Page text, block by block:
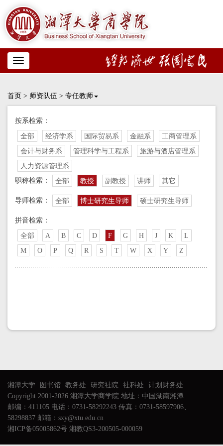
Toggle
navigation
首页 > 师资队伍 > 专任教师
按系检索：
全部 经济学系 国际贸易系 金融系
工商管理系
会计与财务系
管理科学与工程系
旅游与酒店管理系
人力资源管理系
职称检索：
全部 教授 副教授 讲师 其它
导师检索： 全部 博士研究生导师 硕士研究生导师
拼音检索：
全部 A B C D F G H J K
L
M
O P Q R S T W X Y Z
湘潭大学 图书馆 教务处 研究社院 社科处
计划财务处
Copyright 2001-2026 湘潭大学商学院 地址：中国湖南湘潭
邮编：411105 电话：0731-58292243 传真：0731-58597906、
58298837 邮箱：sxy@xtu.edu.cn
湘ICP备05005862号 湘教QS3-200505-000059